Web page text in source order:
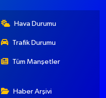
Hava Durumu
Trafik Durumu
Tüm Manşetler
Haber Arşivi